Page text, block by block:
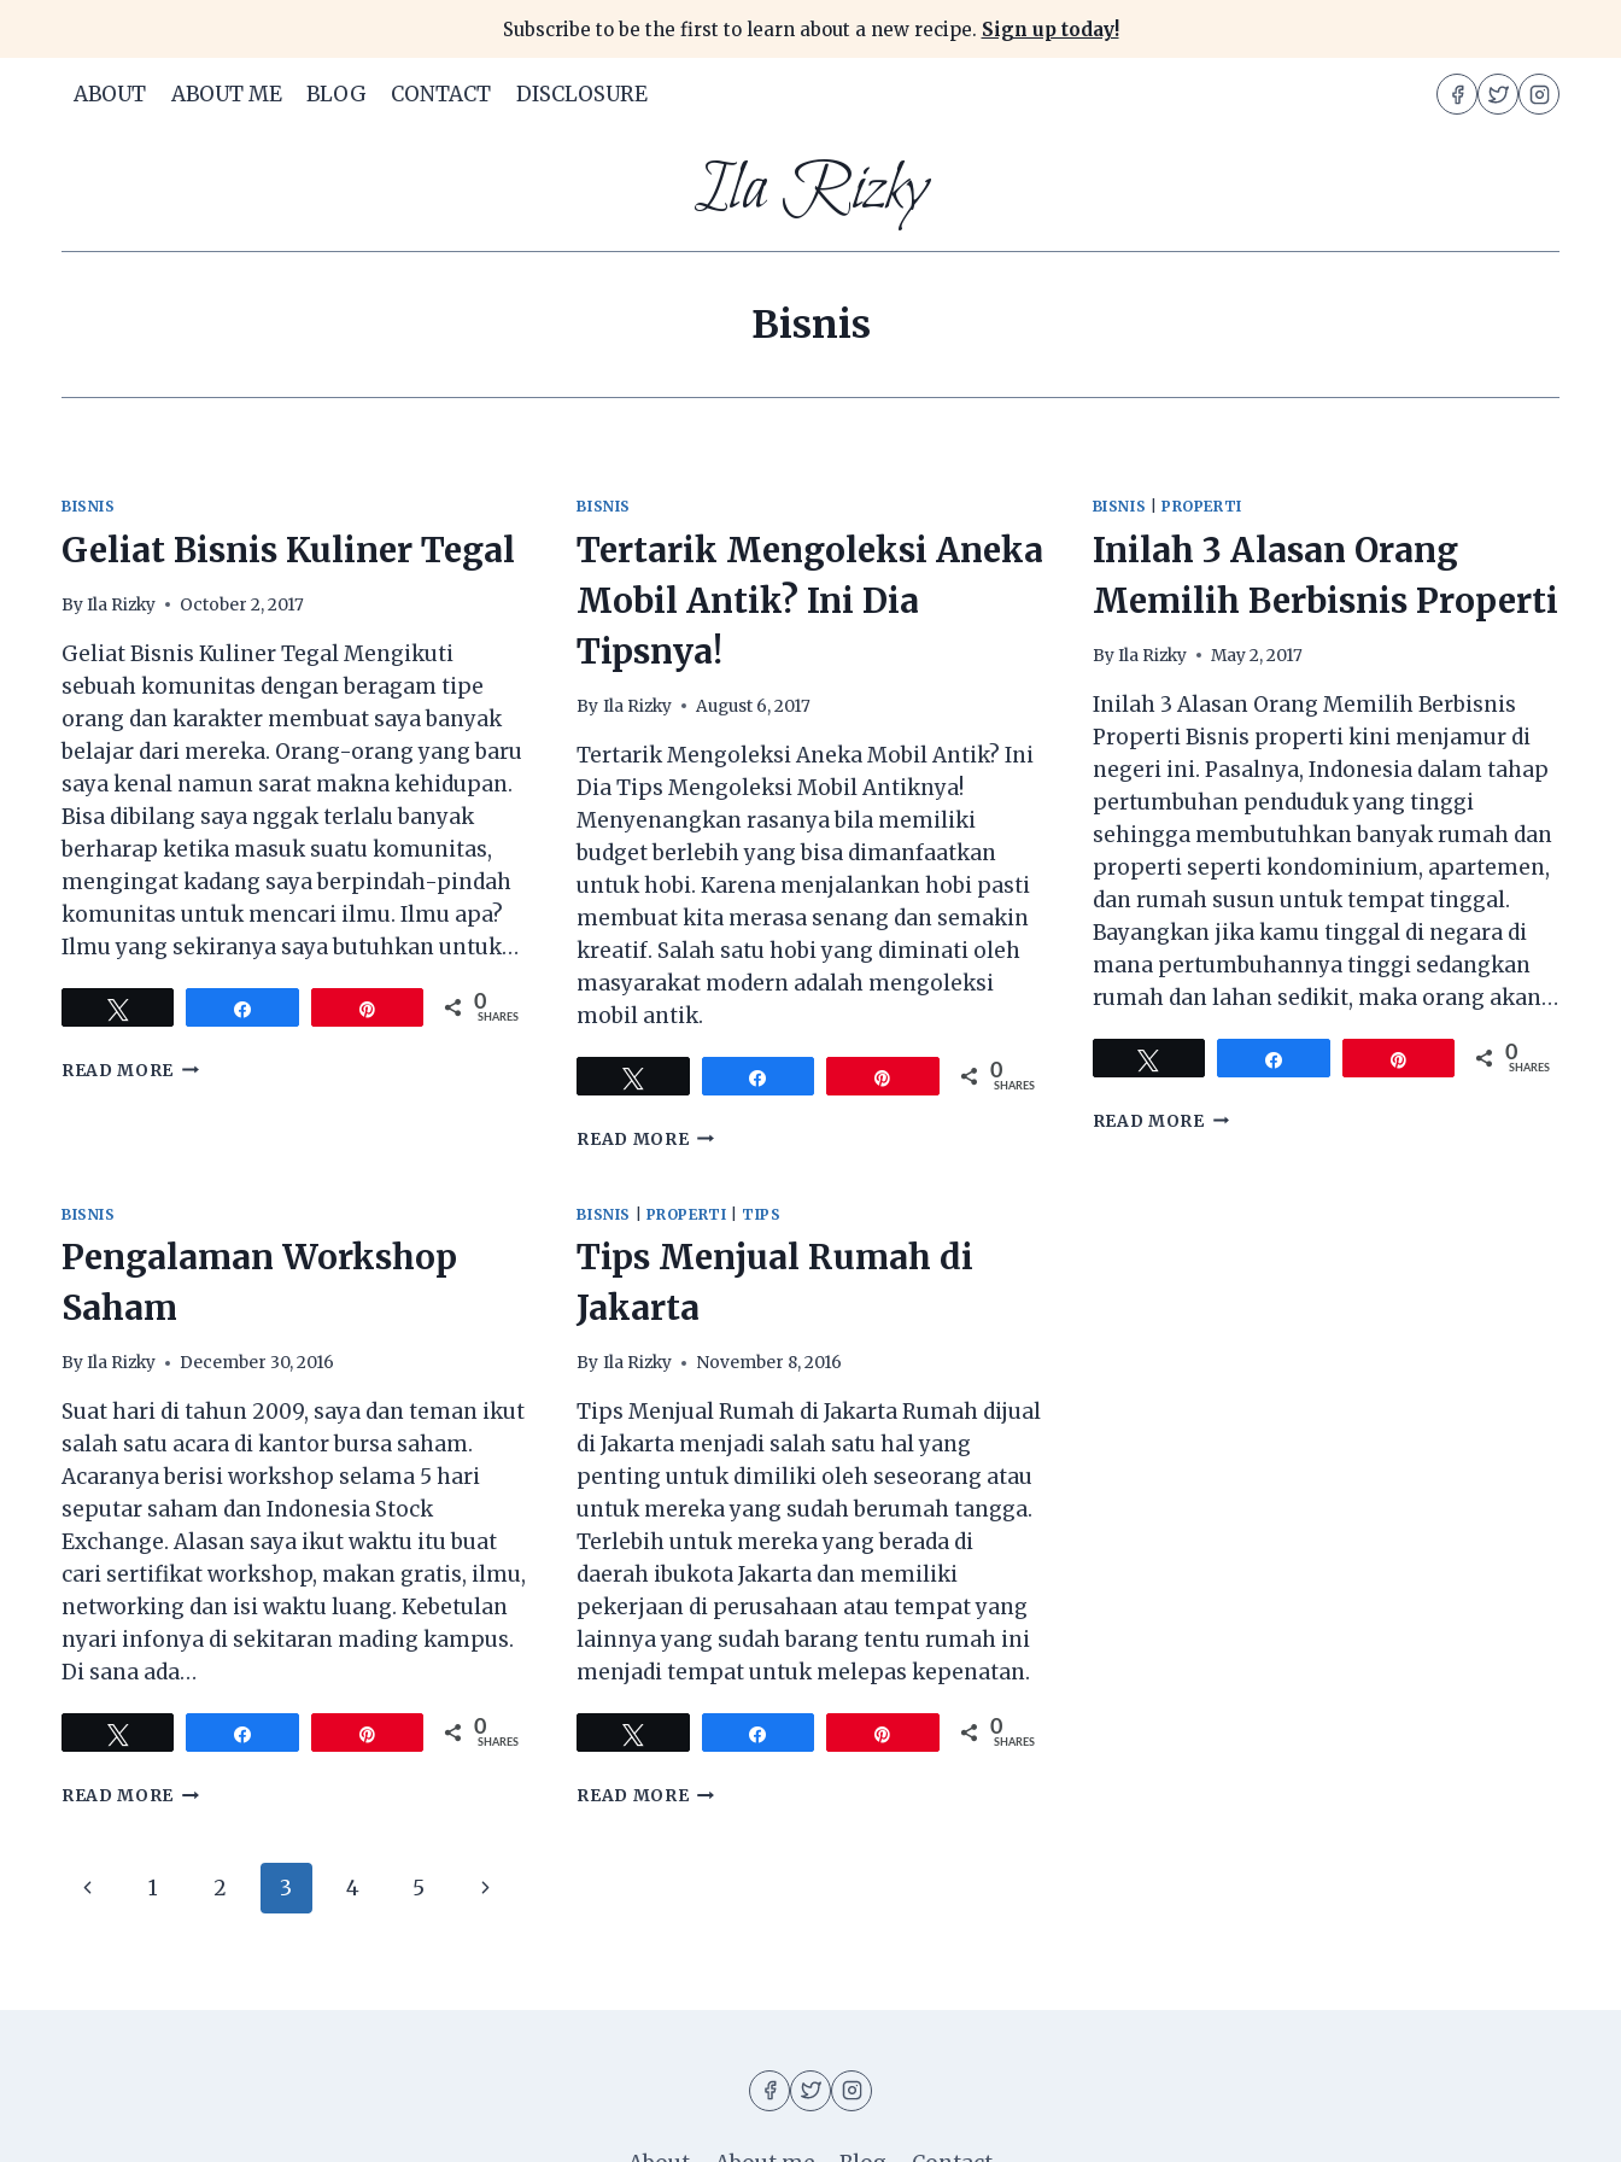
content
Subscribe to be the first to learn about a new recipe. Sign up today!
ABOUT ABOUT ME BLOG CONTACT DISCLOSURE
Ila Rizky
Bisnis
BISNIS
Geliat Bisnis Kuliner Tegal
ByIla Rizky October 2, 2017
Geliat Bisnis Kuliner Tegal Mengikuti
sebuah komunitas dengan beragam tipe
orang dan karakter membuat saya banyak
belajar dari mereka. Orang-orang yang baru
saya kenal namun sarat makna kehidupan.
Bisa dibilang saya nggak terlalu banyak
berharap ketika masuk suatu komunitas,
mengingat kadang saya berpindah-pindah
komunitas untuk mencari ilmu. Ilmu apa?
Ilmu yang sekiranya saya butuhkan untuk…
0
SHARES
READ MORE GELIAT
BISNIS
Tertarik Mengoleksi Aneka
Mobil Antik? Ini Dia
Tipsnya!
By Ila Rizky August 6, 2017
Tertarik Mengoleksi Aneka Mobil Antik? Ini
Dia Tips Mengoleksi Mobil Antiknya!
Menyenangkan rasanya bila memiliki
budget berlebih yang bisa dimanfaatkan
untuk hobi. Karena menjalankan hobi pasti
membuat kita merasa senang dan semakin
kreatif. Salah satu hobi yang diminati oleh
masyarakat modern adalah mengoleksi
mobil antik.
0
SHARES
READ MORETERTARIK
MOBIL
INI
TIPSNYA!
BISNIS |PROPERTI
Inilah 3 Alasan Orang
Memilih Berbisnis Properti
ByIla Rizky May 2, 2017
Inilah 3 Alasan Orang Memilih Berbisnis
Properti Bisnis properti kini menjamur di
negeri ini. Pasalnya, Indonesia dalam tahap
pertumbuhan penduduk yang tinggi
sehingga membutuhkan banyak rumah dan
properti seperti kondominium, apartemen,
dan rumah susun untuk tempat tinggal.
Bayangkan jika kamu tinggal di negara di
mana pertumbuhannya tinggi sedangkan
rumah dan lahan sedikit, maka orang akan…
0
SHARES
READ MOREINILAH
BISNIS
Pengalaman Workshop
Saham
ByIla Rizky December 30, 2016
Suat hari di tahun 2009, saya dan teman ikut
salah satu acara di kantor bursa saham.
Acaranya berisi workshop selama 5 hari
seputar saham dan Indonesia Stock
Exchange. Alasan saya ikut waktu itu buat
cari sertifikat workshop, makan gratis, ilmu,
networking dan isi waktu luang. Kebetulan
nyari infonya di sekitaran mading kampus.
Di sana ada…
0
SHARES
READ MORE PENGALAMAN
BISNIS PROPERTI TIPS
Tips Menjual Rumah di
Jakarta
By Ila Rizky November 8, 2016
Tips Menjual Rumah di Jakarta Rumah dijual
di Jakarta menjadi salah satu hal yang
penting untuk dimiliki oleh seseorang atau
untuk mereka yang sudah berumah tangga.
Terlebih untuk mereka yang berada di
daerah ibukota Jakarta dan memiliki
pekerjaan di perusahaan atau tempat yang
lainnya yang sudah barang tentu rumah ini
menjadi tempat untuk melepas kepenatan.
0
SHARES
READ MORETIPS
Page
Previous1 2 3 4 5
Next